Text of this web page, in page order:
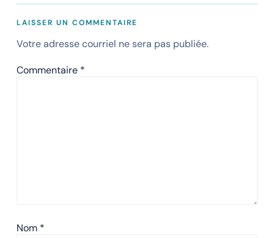
LAISSER UN COMMENTAIRE
Votre adresse courriel ne sera pas publiée.
Commentaire *
Nom *